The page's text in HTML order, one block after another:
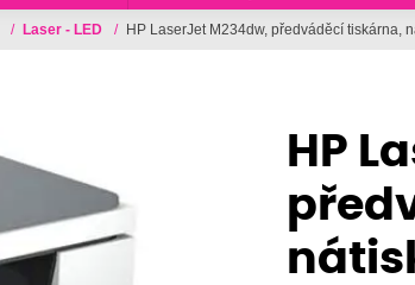
/ Laser - LED / HP LaserJet M234dw, předváděcí tiskárna,
HP